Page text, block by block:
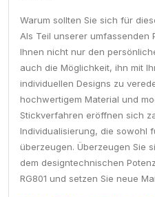
Warum sollten Sie sich für
Als Teil unserer umfassenden
Ihnen nicht nur den
auch die Möglichkeit, ihn mit
individuellen Designs zu
hochwertigem Material und
Stickverfahren eröffnen sich
Individualisierung, die sowohl
überzeugen. Überzeugen Sie
dem designtechnischen
RG801 und setzen Sie neue